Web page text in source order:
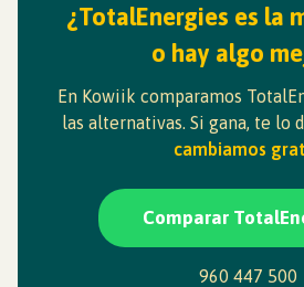
¿TotalEnergies es la
o hay algo
En Kowiik comparamos
las alternativas. Si gana, te lo
cambiamos
Comparar
960 447 500